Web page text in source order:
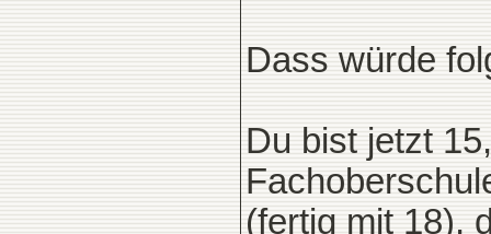
Dass würde
Du bist jetzt
(fertig mit 18),